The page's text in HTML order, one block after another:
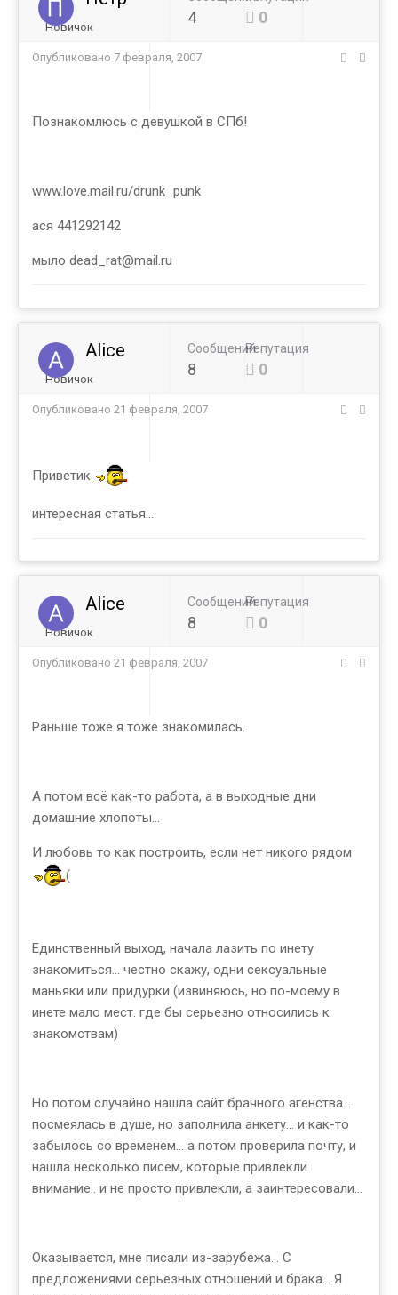
Новичок
4 0
Опубликовано 7 февраля, 2007
Познакомлюсь с девушкой в СПб!
www.love.mail.ru/drunk_punk
ася 441292142
мыло dead_rat@mail.ru
Alice
Новичок
Сообщений
8
Репутация
0
Опубликовано 21 февраля, 2007
Приветик
интересная статья...
Alice
Новичок
Сообщений
8
Репутация
0
Опубликовано 21 февраля, 2007
Раньше тоже я тоже знакомилась.
А потом всё как-то работа, а в выходные дни
домашние хлопоты...
И любовь то как построить, если нет никого рядом
(
Единственный выход, начала лазить по инету
знакомиться... честно скажу, одни сексуальные
маньяки или придурки (извиняюсь, но по-моему в
инете мало мест. где бы серьезно относились к
знакомствам)
Но потом случайно нашла сайт брачного агенства...
посмеялась в душе, но заполнила анкету... и как-то
забылось со временем... а потом проверила почту, и
нашла несколько писем, которые привлекли
внимание.. и не просто привлекли, а заинтересовали...
Оказывается, мне писали из-зарубежа... С
предложениями серьезных отношений и брака... Я